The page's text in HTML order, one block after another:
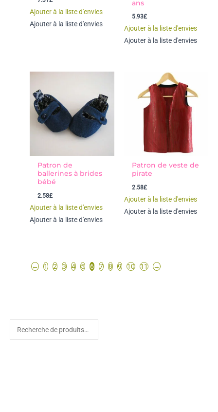
e
Ajouter à la liste d'envies
Ajouter à la liste d'envies
ans
5.93£
Ajouter à la liste d'envies
Ajouter à la liste d'envies
Patron de
ballerines à brides
bébé
2.58£
Ajouter à la liste d'envies
Ajouter à la liste d'envies
Patron de veste de
pirate
2.58£
Ajouter à la liste d'envies
Ajouter à la liste d'envies
← 1 2 3 4 5 6 7 8 9 10 11 →